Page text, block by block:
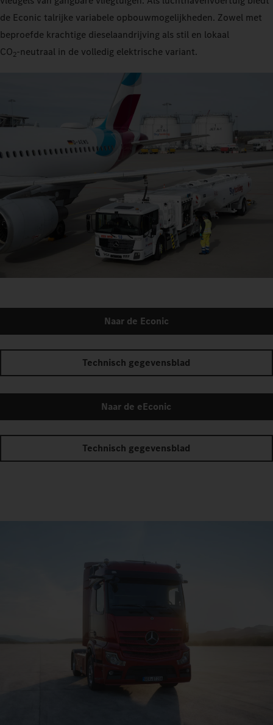
de Econic talrijke variabele opbouwmogelijkheden. Zowel met
beproefde krachtige dieselaandrijving als stil en lokaal
CO2‑neutraal in de volledig elektrische variant.
Naar de Econic
Technisch gegevensblad
Naar de eEconic
Technisch gegevensblad